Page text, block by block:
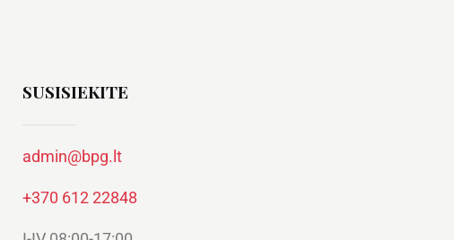
SUSISIEKITE
admin@bpg.lt
+370 612 22848